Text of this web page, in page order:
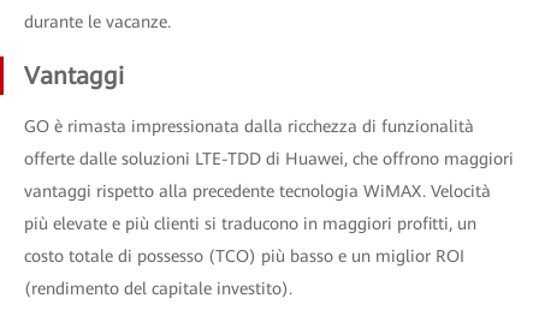
durante le vacanze.
Vantaggi
GO è rimasta impressionata dalla ricchezza di funzionalità
offerte dalle soluzioni LTE-TDD di Huawei, che offrono maggiori
vantaggi rispetto alla precedente tecnologia WiMAX. Velocità
più elevate e più clienti si traducono in maggiori profitti, un
costo totale di possesso (TCO) più basso e un miglior ROI
(rendimento del capitale investito).